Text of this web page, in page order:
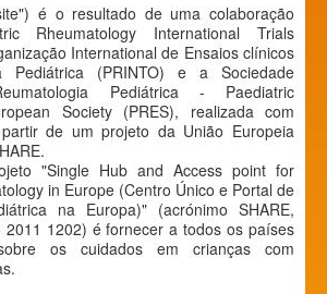
é o resultado de uma colaboração
Rheumatology International Trials
International de Ensaios clínicos
Pediátrica (PRINTO) e a Sociedade
Pediátrica - Paediatric
Society (PRES), realizada com
de um projeto da União Europeia
"Single Hub and Access point for
in Europe (Centro Único e Portal de
na Europa)" (acrónimo SHARE,
2011 1202) é fornecer a todos os países
os cuidados em crianças com